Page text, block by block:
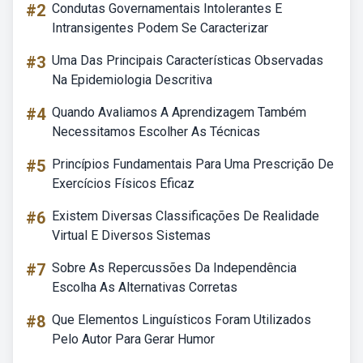
#2 Condutas Governamentais Intolerantes E
Intransigentes Podem Se Caracterizar
#3 Uma Das Principais Características Observadas
Na Epidemiologia Descritiva
#4 Quando Avaliamos A Aprendizagem Também
Necessitamos Escolher As Técnicas
#5 Princípios Fundamentais Para Uma Prescrição De
Exercícios Físicos Eficaz
#6 Existem Diversas Classificações De Realidade
Virtual E Diversos Sistemas
#7 Sobre As Repercussões Da Independência
Escolha As Alternativas Corretas
#8 Que Elementos Linguísticos Foram Utilizados
Pelo Autor Para Gerar Humor